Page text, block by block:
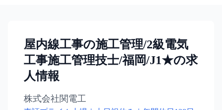
屋内線工事の施工管理/2級電気
工事施工管理技士/福岡/J1★の求
人情報
株式会社関電工